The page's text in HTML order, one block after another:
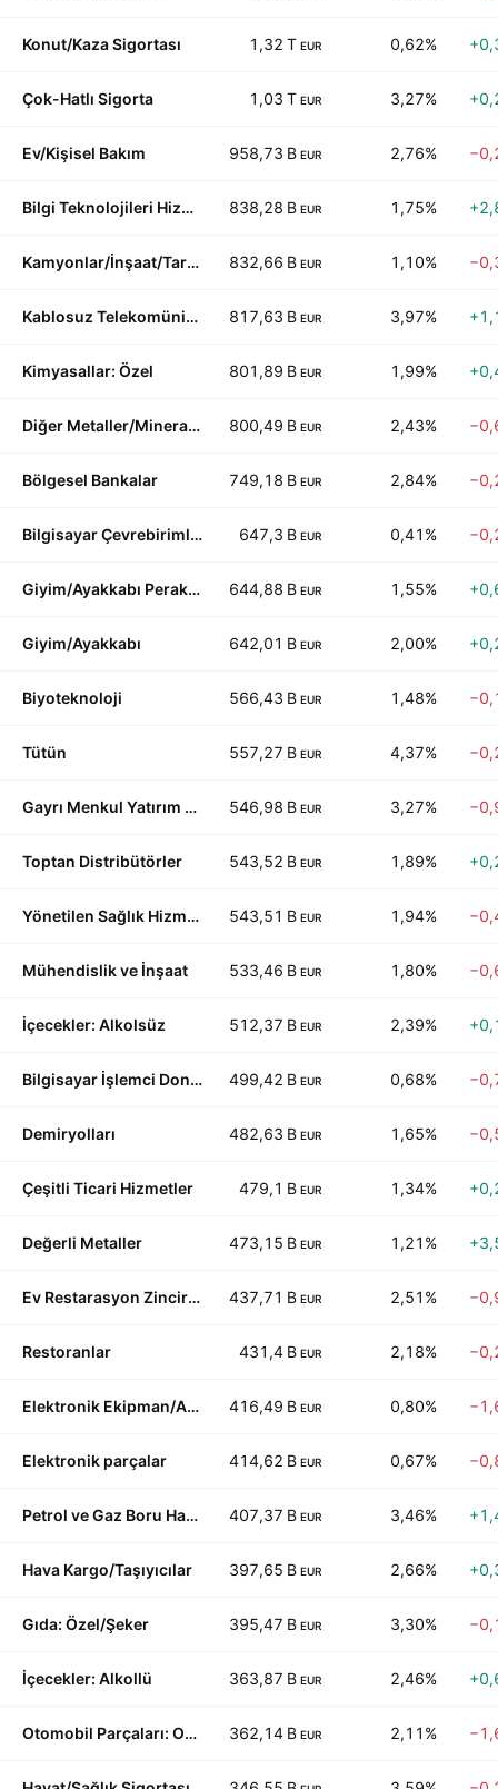
Konut/Kaza Sigortası 1,32 T EUR 0,62%
Çok-Hatlı Sigorta 1,03 T EUR 3,27%
Ev/Kişisel Bakım 958,73 B EUR 2,76%
Bilgi Teknolojileri Hizmetleri 838,28 B EUR 1,75%
Kamyonlar/İnşaat/Tarım Makineleri 832,66 B EUR 1,10%
Kablosuz Telekomünikasyon 817,63 B EUR 3,97%
Kimyasallar: Özel 801,89 B EUR 1,99%
Diğer Metaller/Mineraller 800,49 B EUR 2,43%
Bölgesel Bankalar 749,18 B EUR 2,84%
Bilgisayar Çevrebirimleri 647,3 B EUR 0,41%
Giyim/Ayakkabı Perakende 644,88 B EUR 1,55%
Giyim/Ayakkabı 642,01 B EUR 2,00%
Biyoteknoloji 566,43 B EUR 1,48%
Tütün 557,27 B EUR 4,37%
Gayrı Menkul Yatırım Ortaklıkları 546,98 B EUR 3,27%
Toptan Distribütörler 543,52 B EUR 1,89%
Yönetilen Sağlık Hizmeti 543,51 B EUR 1,94%
Mühendislik ve İnşaat 533,46 B EUR 1,80%
İçecekler: Alkolsüz 512,37 B EUR 2,39%
Bilgisayar İşlemci Donanımı 499,42 B EUR 0,68%
Demiryolları 482,63 B EUR 1,65%
Çeşitli Ticari Hizmetler 479,1 B EUR 1,34%
Değerli Metaller 473,15 B EUR 1,21%
Ev Restarasyon Zincirleri 437,71 B EUR 2,51%
Restoranlar 431,4 B EUR 2,18%
Elektronik Ekipman/Aletler 416,49 B EUR 0,80%
Elektronik parçalar 414,62 B EUR 0,67%
Petrol ve Gaz Boru Hatları 407,37 B EUR 3,46%
Hava Kargo/Taşıyıcılar 397,65 B EUR 2,66%
Gıda: Özel/Şeker 395,47 B EUR 3,30%
İçecekler: Alkollü 363,87 B EUR 2,46%
Otomobil Parçaları: OEM 362,14 B EUR 2,11%